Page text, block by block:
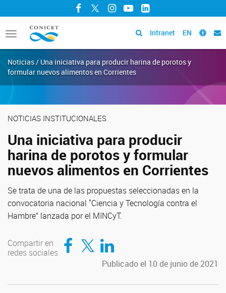
Facebook
TwitterInstagram
YouTubeLinkedIn
Toggle
navigation
Intranet EN
Noticias / Una iniciativa para producir harina de porotos y
formular nuevos alimentos en Corrientes
NOTICIAS INSTITUCIONALES
Una iniciativa para producir
harina de porotos y formular
nuevos alimentos en Corrientes
Se trata de una de las propuestas seleccionadas en la
convocatoria nacional "Ciencia y Tecnología contra el
Hambre” lanzada por el MINCyT.
Compartir en
redes sociales
Compartir en Facebook
Compartir en TwitterCompartir en LinkedIn
Publicado el 10 de junio de 2021